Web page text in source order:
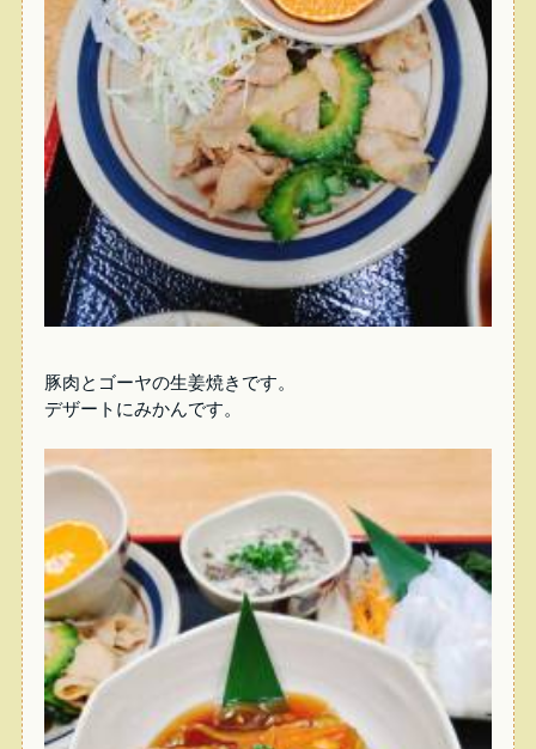
豚肉とゴーヤの生姜焼きです。
デザートにみかんです。